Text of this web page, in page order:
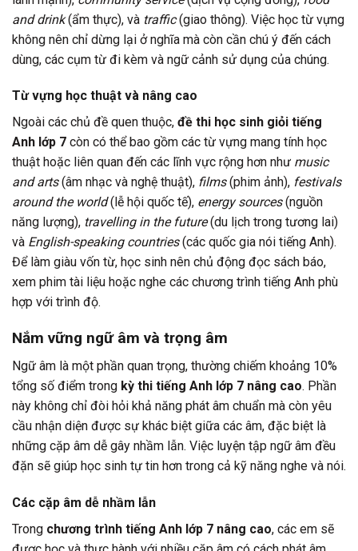
and drink(ẩm thực), và traffic(giao thông). Việc học từ vựng
không nên chỉ dừng lại ở nghĩa mà còn cần chú ý đến cách
dùng, các cụm từ đi kèm và ngữ cảnh sử dụng của chúng.
Từ vựng học thuật và nâng cao
Ngoài các chủ đề quen thuộc, đề thi học sinh giỏi tiếng
Anh lớp 7 còn có thể bao gồm các từ vựng mang tính học
thuật hoặc liên quan đến các lĩnh vực rộng hơn như music
and arts(âm nhạc và nghệ thuật), films(phim ảnh), festivals
around the world(lễ hội quốc tế), energy sources(nguồn
năng lượng), travelling in the future(du lịch trong tương lai)
và English-speaking countries(các quốc gia nói tiếng Anh).
Để làm giàu vốn từ, học sinh nên chủ động đọc sách báo,
xem phim tài liệu hoặc nghe các chương trình tiếng Anh phù
hợp với trình độ.
Nắm vững ngữ âm và trọng âm
Ngữ âm là một phần quan trọng, thường chiếm khoảng 10%
tổng số điểm trong kỳ thi tiếng Anh lớp 7 nâng cao. Phần
này không chỉ đòi hỏi khả năng phát âm chuẩn mà còn yêu
cầu nhận diện được sự khác biệt giữa các âm, đặc biệt là
những cặp âm dễ gây nhầm lẫn. Việc luyện tập ngữ âm đều
đặn sẽ giúp học sinh tự tin hơn trong cả kỹ năng nghe và nói.
Các cặp âm dễ nhầm lẫn
Trong chương trình tiếng Anh lớp 7 nâng cao, các em sẽ